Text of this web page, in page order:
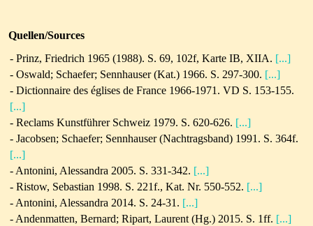
Quellen/Sources
- Prinz, Friedrich 1965 (1988). S. 69, 102f, Karte IB, XIIA. [...]
- Oswald; Schaefer; Sennhauser (Kat.) 1966. S. 297-300. [...]
- Dictionnaire des églises de France 1966-1971. VD S. 153-155.
[...]
- Reclams Kunstführer Schweiz 1979. S. 620-626. [...]
- Jacobsen; Schaefer; Sennhauser (Nachtragsband) 1991. S. 364f.
[...]
- Antonini, Alessandra 2005. S. 331-342. [...]
- Ristow, Sebastian 1998. S. 221f., Kat. Nr. 550-552. [...]
- Antonini, Alessandra 2014. S. 24-31. [...]
- Andenmatten, Bernard; Ripart, Laurent (Hg.) 2015. S. 1ff. [...]